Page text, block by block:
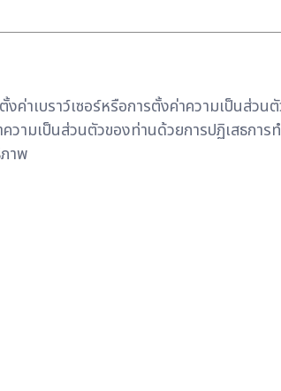
าเบราว์เซอร์หรือการตั้งค่าความเป็นส่วน
วามเป็นส่วนตัวของท่านด้วยการปฏิเสธกา
าพ